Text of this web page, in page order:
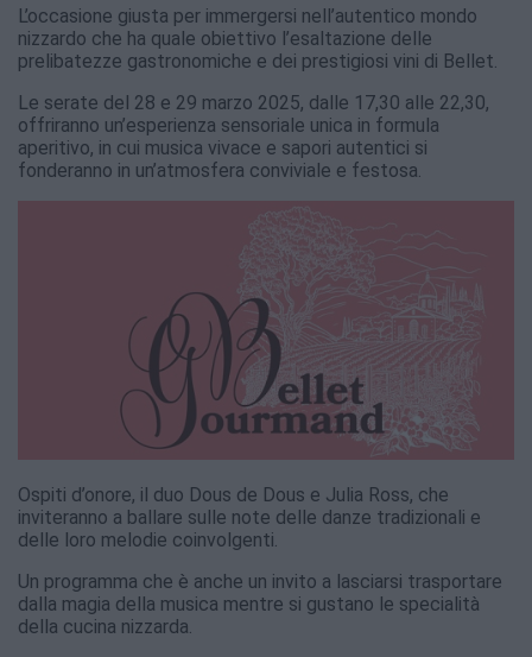
L’occasione giusta per immergersi nell’autentico mondo
nizzardo che ha quale obiettivo l’esaltazione delle
prelibatezze gastronomiche e dei prestigiosi vini di Bellet.
Le serate del 28 e 29 marzo 2025, dalle 17,30 alle 22,30,
offriranno un’esperienza sensoriale unica in formula
aperitivo, in cui musica vivace e sapori autentici si
fonderanno in un’atmosfera conviviale e festosa.
Ospiti d’onore, il duo Dous de Dous e Julia Ross, che
inviteranno a ballare sulle note delle danze tradizionali e
delle loro melodie coinvolgenti.
Un programma che è anche un invito a lasciarsi trasportare
dalla magia della musica mentre si gustano le specialità
della cucina nizzarda.